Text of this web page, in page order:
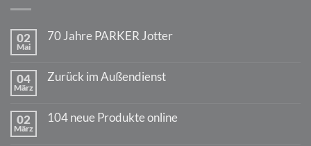
02
Mai
70 Jahre PARKER Jotter
zu
70
04
März
Zurück im Außendienst
zu
Zurück
02
März
104 neue Produkte online